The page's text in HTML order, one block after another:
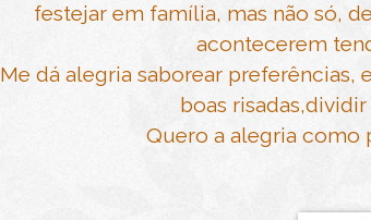
festejar em família, mas não só,
acontecerem
Me dá alegria saborear preferências,
boas
Quero a alegria como